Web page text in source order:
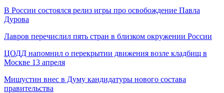
В России состоялся релиз игры про освобождение Павла
Дурова
Лавров перечислил пять стран в близком окружении России
ЦОДД напомнил о перекрытии движения возле кладбищ в
Москве 13 апреля
Мишустин внес в Думу кандидатуры нового состава
правительства